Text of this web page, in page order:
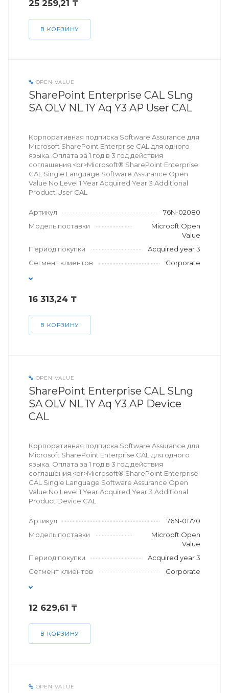
25 259,21 ₸
В КОРЗИНУ
OPEN VALUE
SharePoint Enterprise CAL SLng
SA OLV NL 1Y Aq Y3 AP User CAL
Корпоративная подписка Software Assurance для
Microsoft SharePoint Enterprise CAL для одного
языка. Оплата за 1 год в 3 год действия
соглашения.<br>Microsoft® SharePoint Enterprise
CAL Single Language Software Assurance Open
Value No Level 1 Year Acquired Year 3 Additional
Product User CAL
Артикул
76N-02080
Модель поставки
Microoft Open
Value
Период покупки
Acquired year 3
Сегмент клиентов
Corporate
16 313,24 ₸
В КОРЗИНУ
OPEN VALUE
SharePoint Enterprise CAL SLng
SA OLV NL 1Y Aq Y3 AP Device
CAL
Корпоративная подписка Software Assurance для
Microsoft SharePoint Enterprise CAL для одного
языка. Оплата за 1 год в 3 год действия
соглашения.<br>Microsoft® SharePoint Enterprise
CAL Single Language Software Assurance Open
Value No Level 1 Year Acquired Year 3 Additional
Product Device CAL
Артикул
76N-01770
Модель поставки
Microoft Open
Value
Период покупки
Acquired year 3
Сегмент клиентов
Corporate
12 629,61 ₸
В КОРЗИНУ
OPEN VALUE